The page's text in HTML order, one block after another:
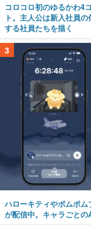
コロコロ初のゆるかわ4
ト。主人公は新入社員
する社員たちを描く
3
ハローキティやポムポム
が配信中。キャラごと